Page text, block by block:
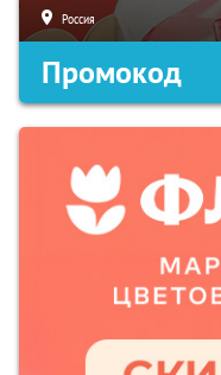
Россия
Промокод